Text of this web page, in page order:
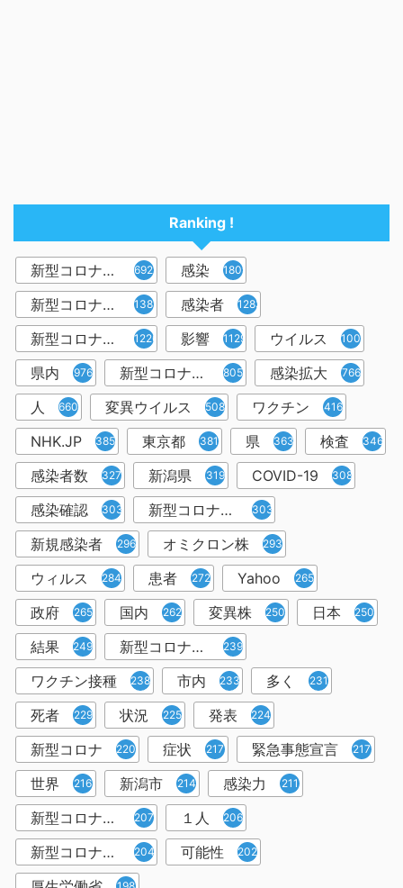
Ranking !
新型コロナウイルス 6921 感染 1809
新型コロナウィルス 1382 感染者 1283
新型コロナウイルス感染症 1226 影響 1129 ウイルス 1001
県内 976 新型コロナウイルス感染 805 感染拡大 766
人 660 変異ウイルス 508 ワクチン 416
NHK.JP 385 東京都 381 県 363 検査 346
感染者数 327 新潟県 319 COVID-19 308
感染確認 303 新型コロナウィルス感染症 303
新規感染者 296 オミクロン株 293
ウィルス 284 患者 272 Yahoo 265
政府 265 国内 262 変異株 250 日本 250
結果 249 新型コロナウイルスワクチン 239
ワクチン接種 238 市内 233 多く 231
死者 229 状況 225 発表 224
新型コロナ 220 症状 217 緊急事態宣言 217
世界 216 新潟市 214 感染力 211
新型コロナウイルス感染者 207 １人 206
新型コロナウイルス対策 204 可能性 202